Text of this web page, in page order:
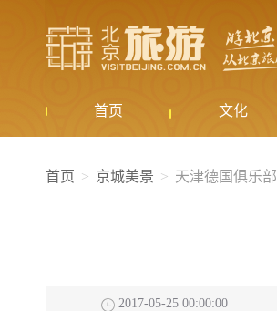
首页 文化
首页 京城美景 天津德国俱乐部
2017-05-25 00:00:00